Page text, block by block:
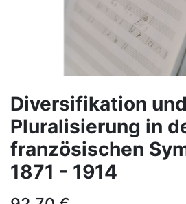
Diversifikation und
Pluralisierung in
französischen
1871 - 1914